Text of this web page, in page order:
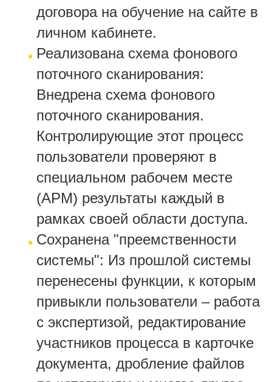
договора на обучение на сайте в
личном кабинете.
Реализована схема фонового
поточного сканирования:
Внедрена схема фонового
поточного сканирования.
Контролирующие этот процесс
пользователи проверяют в
специальном рабочем месте
(АРМ) результаты каждый в
рамках своей области доступа.
Сохранена "преемственности
системы": Из прошлой системы
перенесены функции, к которым
привыкли пользователи – работа
с экспертизой, редактирование
участников процесса в карточке
документа, дробление файлов